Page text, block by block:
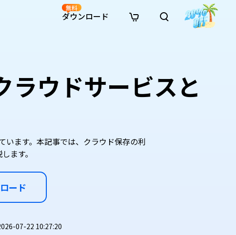
· USBデータ復元
· ゴミ箱復元
· ファイル復元
· エクセル復元
· 写真復元
· 動画復元
ンライン写真修復
ラインファイル修復
· シネマ風AI画像プロンプト
· アニメ実写化プロンプト
· ハードディスクをクローン
· 重複検索（Mac）
· Cドライブを拡張
· ディスク容量を解放
· MBRをGPTに変換
· Macストレージを整理
ダウンロード
無料
ラウドサービスと
います。本記事では、クラウド保存の利
ます。
ード
07-22 10:27:20